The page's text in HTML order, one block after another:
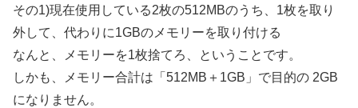
その1)現在使用している2枚の512MBのうち、1枚を取り
外して、代わりに1GBのメモリーを取り付ける
なんと、メモリーを1枚捨てろ、ということです。
しかも、メモリー合計は「512MB＋1GB」で目的の 2GB
になりません。